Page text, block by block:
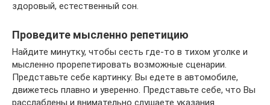
здоровый, естественный сон.
Проведите мысленно репетицию
Найдите минутку, чтобы сесть где-то в тихом уголке и
мысленно прорепетировать возможные сценарии.
Представьте себе картинку: Вы едете в автомобиле,
движетесь плавно и уверенно. Представьте себе, что Вы
расслаблены и внимательно слушаете указания